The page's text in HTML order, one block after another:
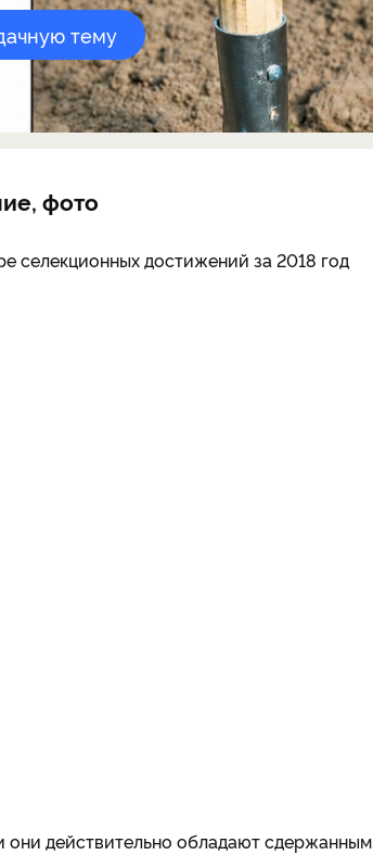
тему
фото
селекционных достижений за 2018 год
они действительно обладают сдержанным